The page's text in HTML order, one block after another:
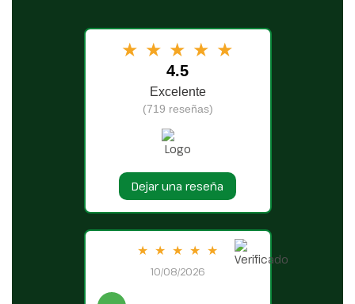
★ ★ ★ ★ ★
4.5
Excelente
(719 reseñas)
Dejar una reseña
★ ★ ★ ★ ★
10/08/2026